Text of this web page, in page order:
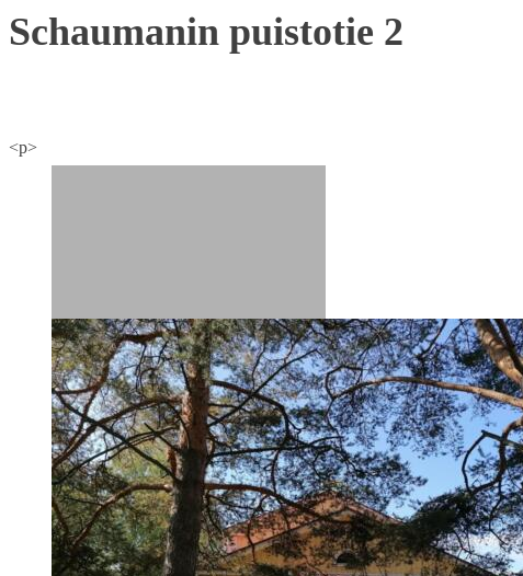
Schaumanin puistotie 2
<p>